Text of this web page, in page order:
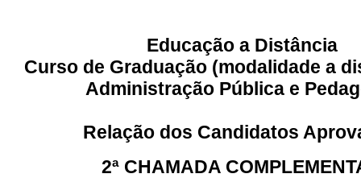
Educação a Distância
Curso de Graduação (modalidade a
Administração Pública e
Relação dos Candidatos
2ª CHAMADA